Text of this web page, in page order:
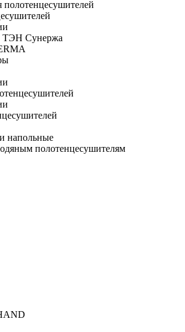
ТЭН Сунержа
напольные
полотенцесушителям